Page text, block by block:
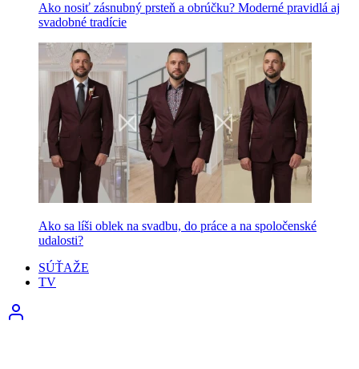
Ako nosiť zásnubný prsteň a obrúčku? Moderné pravidlá aj
svadobné tradície
Ako sa líši oblek na svadbu, do práce a na spoločenské
udalosti?
SÚŤAŽE
TV